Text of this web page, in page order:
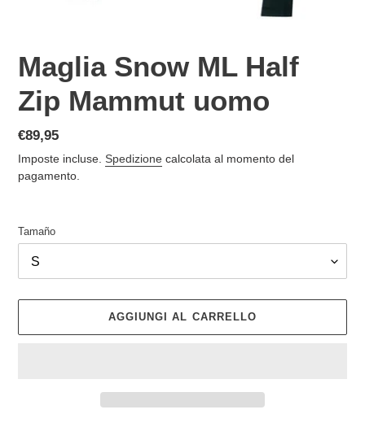
Maglia Snow ML Half
Zip Mammut uomo
Prezzo
di
listino
€89,95
Imposte incluse. Spedizione calcolata al momento del
pagamento.
Tamaño
AGGIUNGI AL CARRELLO